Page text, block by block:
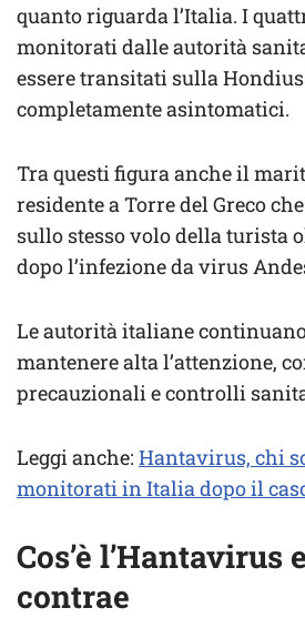
quanto riguarda l’Italia. I
monitorati dalle autorità
essere transitati sulla
completamente asintomatici.
Tra questi figura anche il
residente a Torre del Greco
sullo stesso volo della turista
dopo l’infezione da virus
Le autorità italiane
mantenere alta l’attenzione,
precauzionali e controlli
Leggi anche: Hantavirus, chi
monitorati in Italia dopo il
Cos’è l’Hantavirus
contrae